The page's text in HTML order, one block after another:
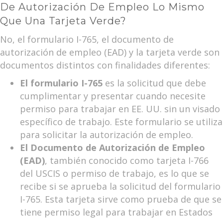
De Autorización De Empleo Lo Mismo
Que Una Tarjeta Verde?
No, el formulario I-765, el documento de
autorización de empleo (EAD) y la tarjeta verde son
documentos distintos con finalidades diferentes:
El formulario I-765 es la solicitud que debe
cumplimentar y presentar cuando necesite
permiso para trabajar en EE. UU. sin un visado
específico de trabajo. Este formulario se utiliza
para solicitar la autorización de empleo.
El Documento de Autorización de Empleo
(EAD), también conocido como tarjeta I-766
del USCIS o permiso de trabajo, es lo que se
recibe si se aprueba la solicitud del formulario
I-765. Esta tarjeta sirve como prueba de que se
tiene permiso legal para trabajar en Estados